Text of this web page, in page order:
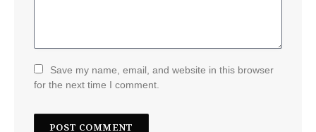
Save my name, email, and website in this browser
for the next time I comment.